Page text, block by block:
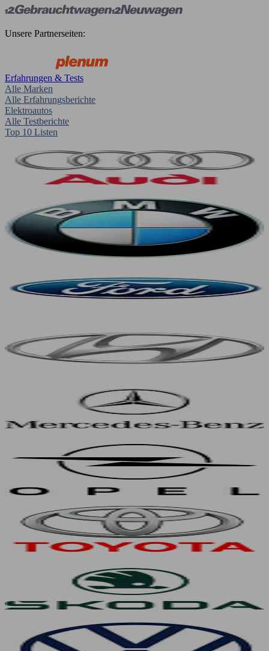
Unsere Partnerseiten:
Erfahrungen & Tests
Alle Marken
Alle Erfahrungsberichte
Elektroautos
Alle Testberichte
Top 10 Listen